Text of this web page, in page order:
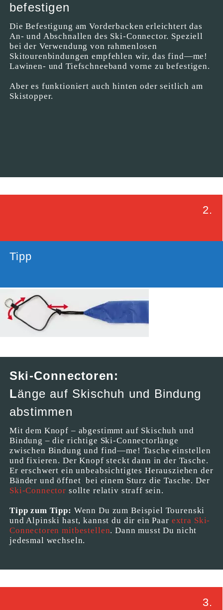
befestigen
Die Befestigung am Vorderbacken erleichtert das
An- und Abschnallen des Ski-Connector. Speziell
bei der Verwendung von rahmenlosen
Skitourenbindungen empfehlen wir, das find—me!
Lawinen- und Tiefschneeband vorne zu befestigen.
Aber es funktioniert auch hinten oder seitlich am
Skistopper.
2.
Tipp
Ski-Connectoren:
Länge auf Skischuh und Bindung
abstimmen
Mit dem Knopf – abgestimmt auf Skischuh und
Bindung – die richtige Ski-Connectorlänge
zwischen Bindung und find—me! Tasche einstellen
und fixieren. Der Knopf steckt dann in der Tasche.
Er erschwert ein unbeabsichtigtes Herausziehen der
Bänder und öffnet bei einem Sturz die Tasche. Der
Ski-Connector sollte relativ straff sein.
Tipp zum Tipp: Wenn Du zum Beispiel Tourenski
und Alpinski hast, kannst du dir ein Paar extra Ski-
Connectoren mitbestellen. Dann musst Du nicht
jedesmal wechseln.
3.